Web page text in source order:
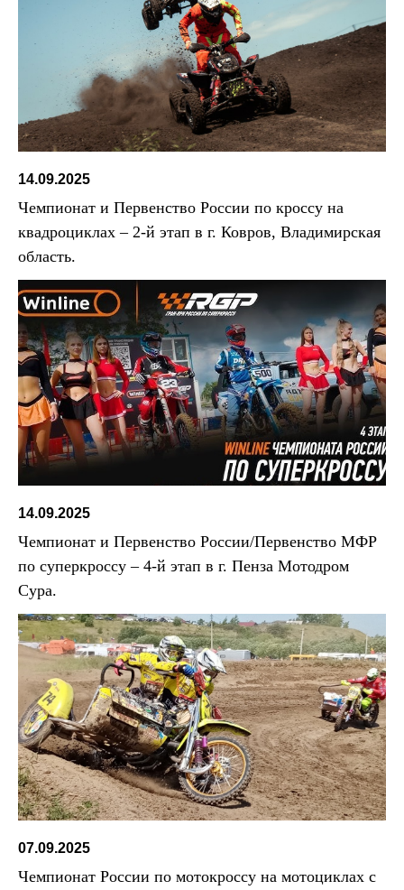
14.09.2025
Чемпионат и Первенство России по кроссу на
квадроциклах – 2-й этап в г. Ковров, Владимирская
область.
14.09.2025
Чемпионат и Первенство России/Первенство МФР
по суперкроссу – 4-й этап в г. Пенза Мотодром
Сура.
07.09.2025
Чемпионат России по мотокроссу на мотоциклах с